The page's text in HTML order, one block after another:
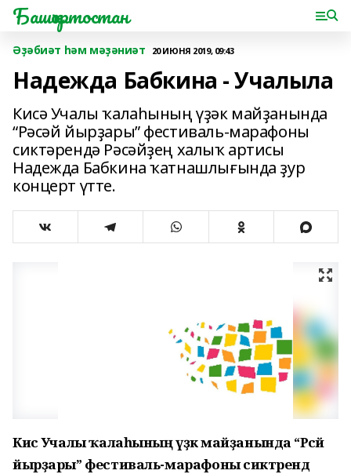
Башҡортостан
Әҙәбиәт һәм мәҙәниәт 20 ИЮНЯ 2019, 09:43
Надежда Бабкина - Учалыла
Кисә Учалы ҡалаһының үҙәк майҙанында
“Рәсәй йырҙары” фестиваль-марафоны
сиктәрендә Рәсәйҙең халыҡ артисы
Надежда Бабкина ҡатнашлығында ҙур
концерт үтте.
Кисә Учалы ҡалаһының үҙәк майҙанында “Рәсәй
йырҙары” фестиваль-марафоны сиктәрендә